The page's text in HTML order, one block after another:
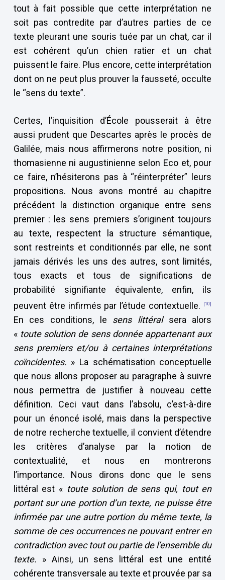
tout à fait possible que cette interprétation ne
soit pas contredite par d’autres parties de ce
texte pleurant une souris tuée par un chat, car il
est cohérent qu’un chien ratier et un chat
puissent le faire. Plus encore, cette interprétation
dont on ne peut plus prouver la fausseté, occulte
le “sens du texte”.
Certes, l’inquisition d’École pousserait à être
aussi prudent que Descartes après le procès de
Galilée, mais nous affirmerons notre position, ni
thomasienne ni augustinienne selon Eco et, pour
ce faire, n’hésiterons pas à “réinterpréter” leurs
propositions. Nous avons montré au chapitre
précédent la distinction organique entre sens
premier : les sens premiers s’originent toujours
au texte, respectent la structure sémantique,
sont restreints et conditionnés par elle, ne sont
jamais dérivés les uns des autres, sont limités,
tous exacts et tous de significations de
probabilité signifiante équivalente, enfin, ils
peuvent être infirmés par l’étude contextuelle.
[10]
En ces conditions, le sens littéralsera alors
« toute solution de sens donnée appartenant aux
sens premiers et/ou à certaines interprétations
coïncidentes. » La schématisation conceptuelle
que nous allons proposer au paragraphe à suivre
nous permettra de justifier à nouveau cette
définition. Ceci vaut dans l’absolu, c’est-à-dire
pour un énoncé isolé, mais dans la perspective
de notre recherche textuelle, il convient d’étendre
les critères d’analyse par la notion de
contextualité, et nous en montrerons
l’importance. Nous dirons donc que le sens
littéral est « toute solution de sens qui, tout en
portant sur une portion d’un texte, ne puisse être
infirmée par une autre portion du même texte, la
somme de ces occurrences ne pouvant entrer en
contradiction avec tout ou partie de l’ensemble du
texte. » Ainsi, un sens littéral est une entité
cohérente transversale au texte et prouvée par sa